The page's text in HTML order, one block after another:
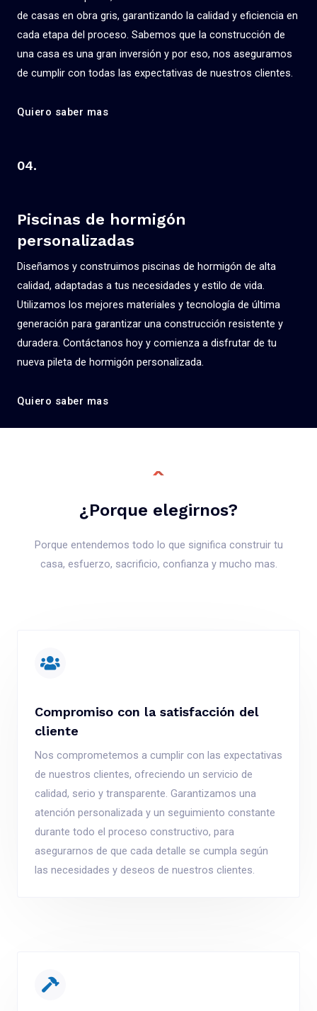
de casas en obra gris, garantizando la calidad y eficiencia en
cada etapa del proceso. Sabemos que la construcción de
una casa es una gran inversión y por eso, nos aseguramos
de cumplir con todas las expectativas de nuestros clientes.
Quiero saber mas
04.
Piscinas de hormigón
personalizadas
Diseñamos y construimos piscinas de hormigón de alta
calidad, adaptadas a tus necesidades y estilo de vida.
Utilizamos los mejores materiales y tecnología de última
generación para garantizar una construcción resistente y
duradera. Contáctanos hoy y comienza a disfrutar de tu
nueva pileta de hormigón personalizada.
Quiero saber mas
¿Porque elegirnos?
Porque entendemos todo lo que significa construir tu
casa, esfuerzo, sacrificio, confianza y mucho mas.
Compromiso con la satisfacción del
cliente
Nos comprometemos a cumplir con las expectativas
de nuestros clientes, ofreciendo un servicio de
calidad, serio y transparente. Garantizamos una
atención personalizada y un seguimiento constante
durante todo el proceso constructivo, para
asegurarnos de que cada detalle se cumpla según
las necesidades y deseos de nuestros clientes.